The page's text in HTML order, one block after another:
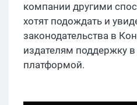
компании другими
хотят подождать и
законодательства в
издателям поддержку в
платформой.